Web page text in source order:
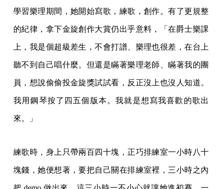
學習樂理期間，她開始寫歌，練歌，創作。有了更規整
的紀律，拿下金旋創作大賞仍出乎意料，「在爵士樂課
上，我是個超級差生，不會打譜、樂理也很差，在台上
聽不到自己唱什麼。但還是瞞著樂理老師、瞞著我的團
員，想說偷偷投金旋獎試試看，反正沒上也沒人知道。
我用鋼琴按了四五個版本。我就是想寫我喜歡的歌出
來。」
練歌時，身上只帶兩百四十塊，正巧排練室一小時八十
塊錢，她便想著，要把自己關在排練室裡，三小時之內